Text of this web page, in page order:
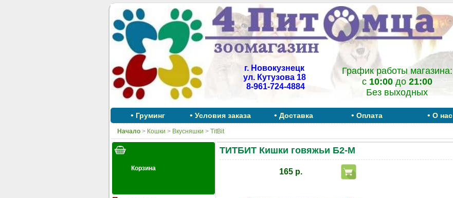
г. Новокузнецк
ул. Кутузова 18
8-961-724-4884
График работы магазина:
c 10:00до 21:00
Без выходных
• Груминг • Условия заказа • Доставка • Оплата • О нас
Начало> Кошки > Вкусняшки > TitBit
ТИТБИТ Кишки говяжьи Б2-М
165 р.